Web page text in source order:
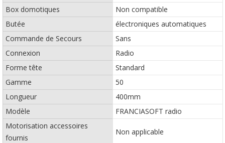
Box domotiques
Non compatible
Butée
électroniques automatiques
Commande de Secours
Sans
Connexion
Radio
Forme tête
Standard
Gamme
50
Longueur
400mm
Modèle
FRANCIASOFT radio
Motorisation accessoires
fournis
Non applicable